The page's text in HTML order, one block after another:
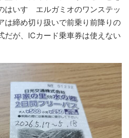
はいすゞエルガミオのワンステッ
は締め切り扱いで前乗り前降りの
だが、ICカード乗車券は使えない